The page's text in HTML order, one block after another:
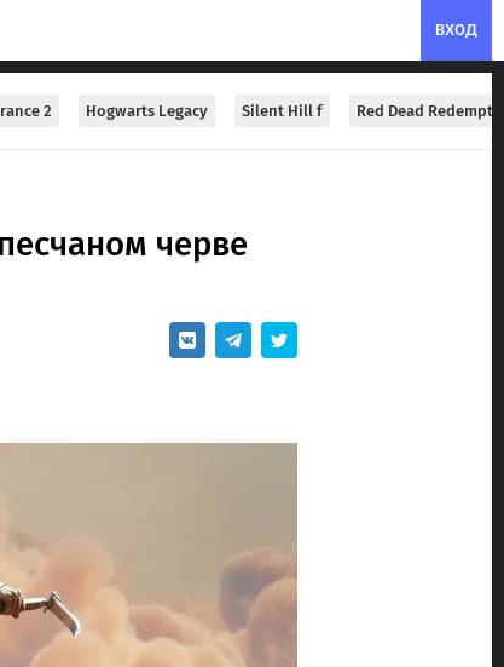
ВХОД
2 Hogwarts Legacy Silent Hill f Red Dead
черве